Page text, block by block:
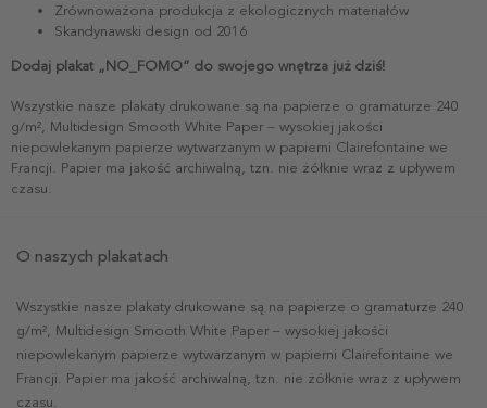
Zrównoważona produkcja z ekologicznych materiałów
Skandynawski design od 2016
Dodaj plakat „NO_FOMO” do swojego wnętrza już dziś!
Wszystkie nasze plakaty drukowane są na papierze o gramaturze 240
g/m², Multidesign Smooth White Paper – wysokiej jakości
niepowlekanym papierze wytwarzanym w papierni Clairefontaine we
Francji. Papier ma jakość archiwalną, tzn. nie żółknie wraz z upływem
czasu.
O naszych plakatach
Wszystkie nasze plakaty drukowane są na papierze o gramaturze 240
g/m², Multidesign Smooth White Paper – wysokiej jakości
niepowlekanym papierze wytwarzanym w papierni Clairefontaine we
Francji. Papier ma jakość archiwalną, tzn. nie żółknie wraz z upływem
czasu.